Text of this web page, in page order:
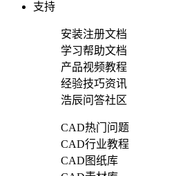
支持
安装注册文档
学习帮助文档
产品视频教程
经验技巧资讯
浩辰问答社区
CAD热门问题
CAD行业教程
CAD图纸库